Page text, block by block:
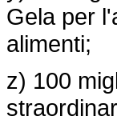
Gela per
alimenti;
z) 100